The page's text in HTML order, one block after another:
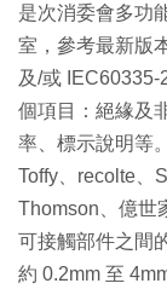
是次消委會多功
室，參考最新版
及/或
個項目：絕緣及
率、標示說明等
Toffy、recolte、
Thomson、億世
可接觸部件之間
約 0.2mm 至